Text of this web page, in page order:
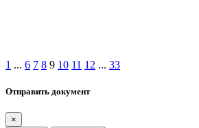
1 ... 6 7 8 9 10 11 12 ... 33
Отправить документ
×